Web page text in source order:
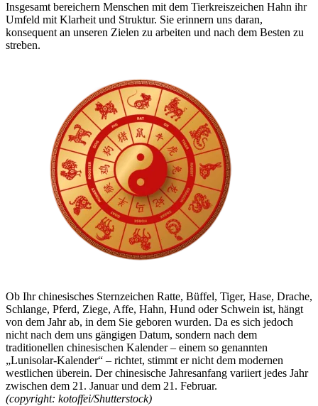
Insgesamt bereichern Menschen mit dem Tierkreiszeichen Hahn ihr
Umfeld mit Klarheit und Struktur. Sie erinnern uns daran,
konsequent an unseren Zielen zu arbeiten und nach dem Besten zu
streben.
Ob Ihr chinesisches Sternzeichen Ratte, Büffel, Tiger, Hase, Drache,
Schlange, Pferd, Ziege, Affe, Hahn, Hund oder Schwein ist, hängt
von dem Jahr ab, in dem Sie geboren wurden. Da es sich jedoch
nicht nach dem uns gängigen Datum, sondern nach dem
traditionellen chinesischen Kalender – einem so genannten
„Lunisolar-Kalender“ – richtet, stimmt er nicht dem modernen
westlichen überein. Der chinesische Jahresanfang variiert jedes Jahr
zwischen dem 21. Januar und dem 21. Februar.
(copyright: kotoffei/Shutterstock)